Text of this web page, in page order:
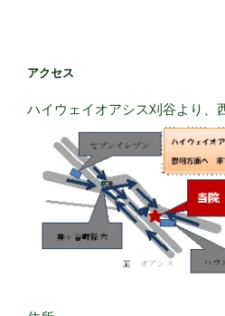
アクセス
ハイウェイオアシス刈谷より、